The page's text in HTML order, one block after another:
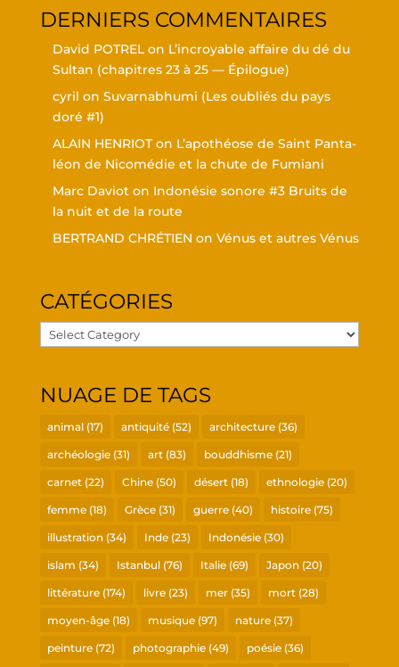
DER­NIERS COMMENTAIRES
David POTRELon L’in­croyable affaire du dé du
Sul­tan (cha­pitres 23 à 25 — Épilogue)
cyril on Suvar­nabhu­mi (Les oubliés du pays
doré #1)
ALAIN HENRIOTon L’a­po­théose de Saint Pan­ta­
léon de Nico­mé­die et la chute de Fumiani
Marc Davioton Indo­né­sie sonore #3 Bruits de
la nuit et de la route
BERTRAND CHRÉTIEN on Vénus et autres Vénus
CATÉ­GO­RIES
Caté­
go­
NUAGE DE TAGS
animal(17) antiquité(52) architecture(36)
archéologie(31) art(83) bouddhisme(21)
carnet(22) Chine(50) désert(18) ethnologie(20)
femme(18) Grèce(31) guerre(40) histoire(75)
illustration(34) Inde(23) Indonésie(30)
islam (34) Istanbul(76) Italie(69) Japon(20)
littérature(174) livre(23) mer(35) mort(28)
moyen-âge(18) musique(97) nature(37)
peinture(72) photographie(49) poésie(36)